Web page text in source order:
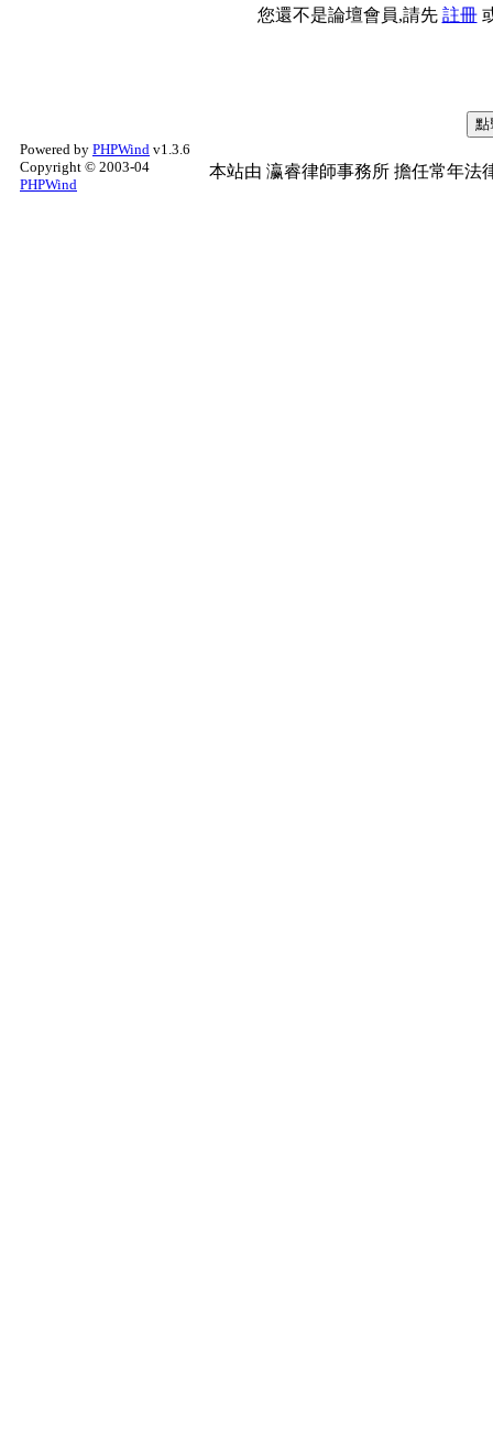
您還不是論壇會員,請先 註冊
Powered by PHPWind v1.3.6
Copyright © 2003-04
PHPWind
本站由 瀛睿律師事務所 擔任常年法